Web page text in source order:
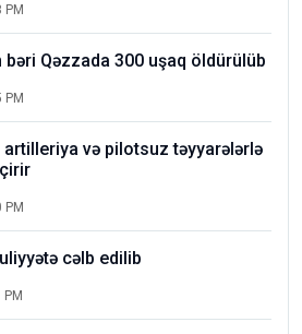
PM
bəri Qəzzada 300 uşaq öldürülüb
PM
və pilotsuz təyyarələrlə
PM
cəlb edilib